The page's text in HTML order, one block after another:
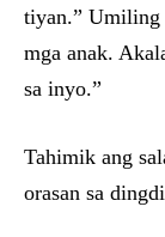
tiyan.” Umiling
mga anak.
sa inyo.”
Tahimik ang
orasan sa